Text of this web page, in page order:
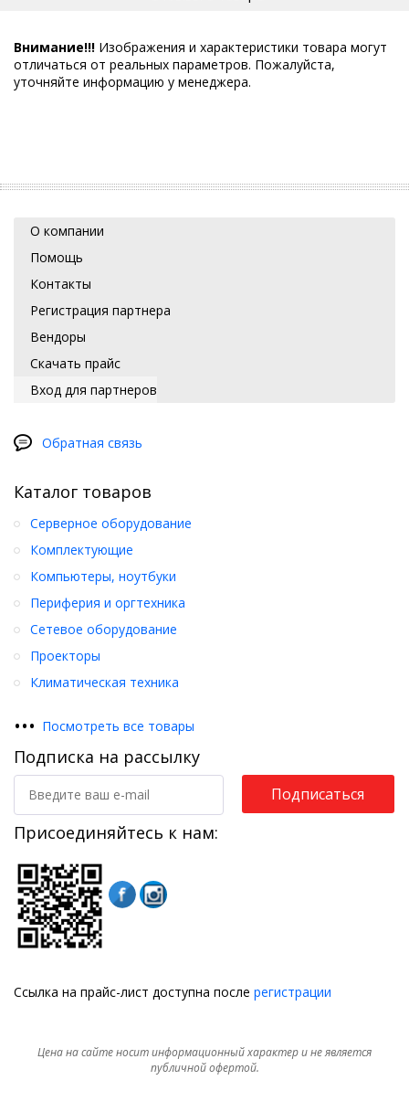
Внимание!!! Изображения и характеристики товара могут
отличаться от реальных параметров. Пожалуйста,
уточняйте информацию у менеджера.
О компании
Помощь
Контакты
Регистрация партнера
Вендоры
Скачать прайс
Вход для партнеров
Обратная связь
Каталог товаров
Серверное оборудование
Комплектующие
Компьютеры, ноутбуки
Периферия и оргтехника
Сетевое оборудование
Проекторы
Климатическая техника
••• Посмотреть все товары
Подписка на рассылку
Подписаться
Присоединяйтесь к нам:
Ссылка на прайс-лист доступна после регистрации
Цена на сайте носит информационный характер и не является
публичной офертой.